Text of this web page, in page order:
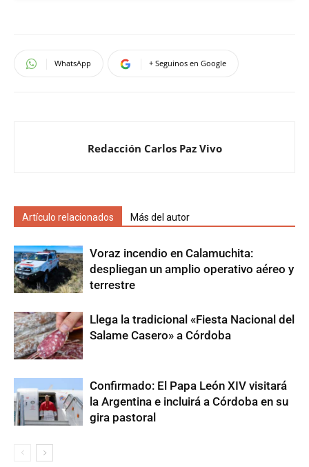
WhatsApp + Seguinos en Google
Redacción Carlos Paz Vivo
Artículo relacionados Más del autor
Voraz incendio en Calamuchita:
despliegan un amplio operativo aéreo y
terrestre
Llega la tradicional «Fiesta Nacional del
Salame Casero» a Córdoba
Confirmado: El Papa León XIV visitará
la Argentina e incluirá a Córdoba en su
gira pastoral